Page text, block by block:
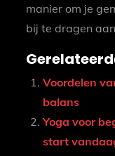
manier om je
bij te dragen
Voordelen
balans
Yoga voor
start